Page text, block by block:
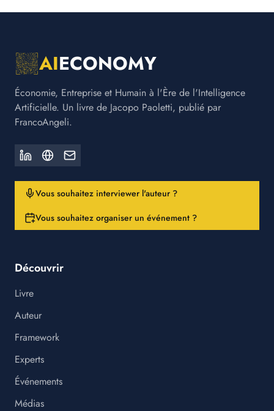
AIECONOMY
Économie, Entreprise et Humain à l'Ère de l'Intelligence
Artificielle. Un livre de Jacopo Paoletti, publié par
FrancoAngeli.
Vous souhaitez interviewer l'auteur ?
Vous souhaitez organiser un événement ?
Découvrir
Livre
Auteur
Framework
Experts
Événements
Médias